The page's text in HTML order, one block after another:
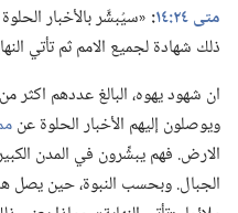
متى ٢٤:‏١٤
‏:‏ «سيُبشَّر بالأخبار
ذلك شهادة لجميع الامم ثم تأتي
ويوصلون إليهم الأخبار الحلوة عن
الارض.‏ فهم يبشِّرون في المدن
الجبال.‏ وبحسب النبوة،‏ حين يصل